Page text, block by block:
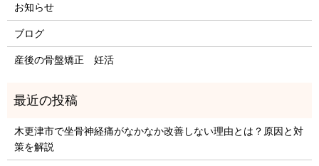
お知らせ
ブログ
産後の骨盤矯正 妊活
木更津市で坐骨神経痛がなかなか改善しない理由とは？原因と対
策を解説